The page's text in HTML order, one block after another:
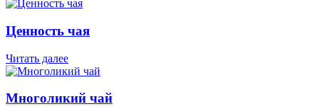
Ценность чая
Читать далее
Многоликий чай